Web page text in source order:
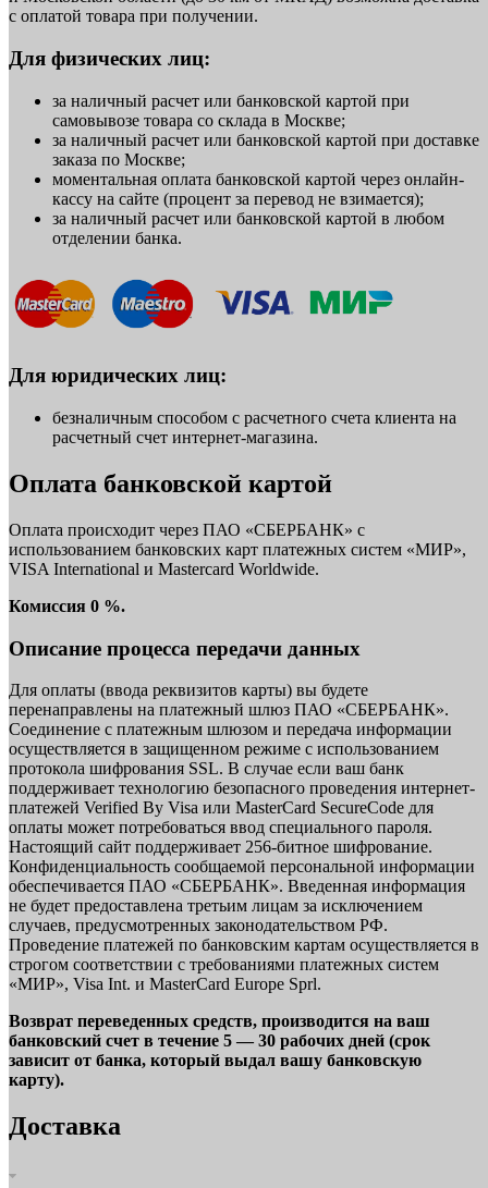
с оплатой товара при получении.
Для физических лиц:
за наличный расчет или банковской картой при
самовывозе товара со склада в Москве;
за наличный расчет или банковской картой при доставке
заказа по Москве;
моментальная оплата банковской картой через онлайн-
кассу на сайте (процент за перевод не взимается);
за наличный расчет или банковской картой в любом
отделении банка.
Для юридических лиц:
безналичным способом с расчетного счета клиента на
расчетный счет интернет-магазина.
Оплата банковской картой
Оплата происходит через ПАО «СБЕРБАНК» с
использованием банковских карт платежных систем «МИР»,
VISA International и Mastercard Worldwide.
Комиссия 0 %.
Описание процесса передачи данных
Для оплаты (ввода реквизитов карты) вы будете
перенаправлены на платежный шлюз ПАО «СБЕРБАНК».
Соединение с платежным шлюзом и передача информации
осуществляется в защищенном режиме с использованием
протокола шифрования SSL. В случае если ваш банк
поддерживает технологию безопасного проведения интернет-
платежей Verified By Visa или MasterCard SecureCode для
оплаты может потребоваться ввод специального пароля.
Настоящий сайт поддерживает 256-битное шифрование.
Конфиденциальность сообщаемой персональной информации
обеспечивается ПАО «СБЕРБАНК». Введенная информация
не будет предоставлена третьим лицам за исключением
случаев, предусмотренных законодательством РФ.
Проведение платежей по банковским картам осуществляется в
строгом соответствии с требованиями платежных систем
«МИР», Visa Int. и MasterCard Europe Sprl.
Возврат переведенных средств, производится на ваш
банковский счет в течение 5 — 30 рабочих дней (срок
зависит от банка, который выдал вашу банковскую
карту).
Доставка